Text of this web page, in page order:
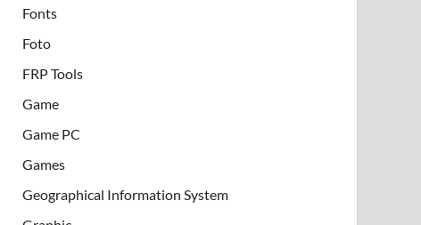
Fonts
Foto
FRP Tools
Game
Game PC
Games
Geographical Information System